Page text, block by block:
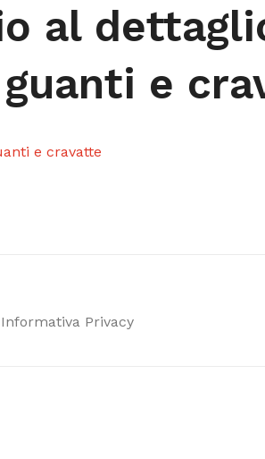
al
e
e cravatte
Informativa Privacy